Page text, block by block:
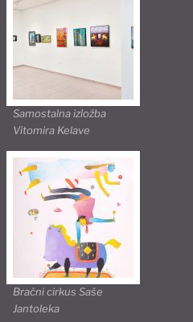
Samostalna izložba
Vitomira Kelave
Bračni cirkus Saše
Jantoleka